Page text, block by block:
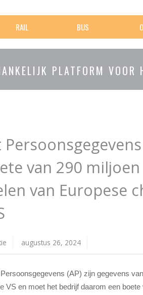
RAIL BUS
PLATFORM VOOR
van 290
van Europese
augustus 26, 2024
(AP) zijn gegevens
VS en moet het bedrijf daarom een